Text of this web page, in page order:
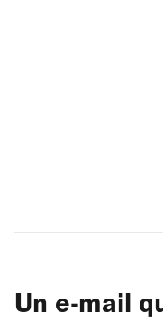
Un e-mail